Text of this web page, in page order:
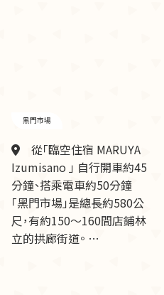
黑門市場
從「臨空住宿 MARUYA
Izumisano 」 自行開車約45
分鐘、搭乘電車約50分鐘
「黑門市場」是總長約580公
尺，有約150～160間店鋪林
立的拱廊街道。 …